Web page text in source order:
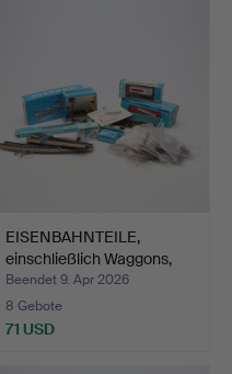
EISENBAHNTEILE,
einschließlich Waggons,
Mä…
Beendet 9. Apr 2026
8 Gebote
71 USD